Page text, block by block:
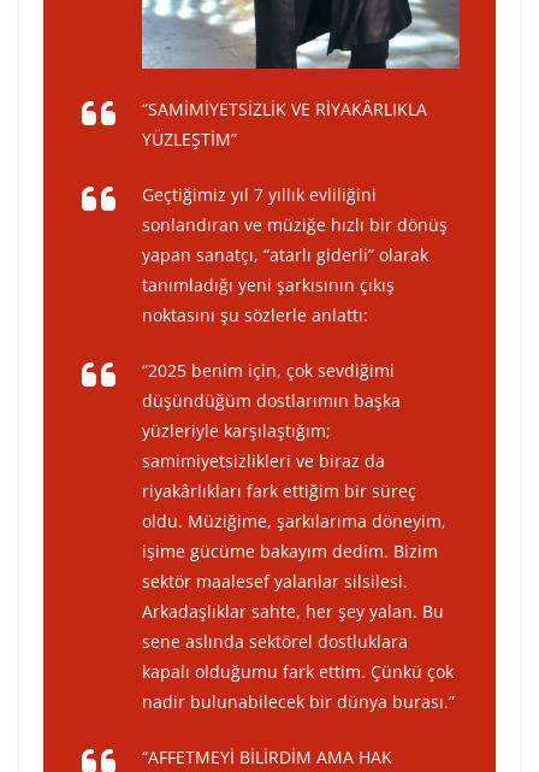
“SAMİMİYETSİZLİK VE RİYAKÂRLIKLA
YÜZLEŞTİM”
Geçtiğimiz yıl 7 yıllık evliliğini
sonlandıran ve müziğe hızlı bir dönüş
yapan sanatçı, “atarlı giderli” olarak
tanımladığı yeni şarkısının çıkış
noktasını şu sözlerle anlattı:
“2025 benim için, çok sevdiğimi
düşündüğüm dostlarımın başka
yüzleriyle karşılaştığım;
samimiyetsizlikleri ve biraz da
riyakârlıkları fark ettiğim bir süreç
oldu. Müziğime, şarkılarıma döneyim,
işime gücüme bakayım dedim. Bizim
sektör maalesef yalanlar silsilesi.
Arkadaşlıklar sahte, her şey yalan. Bu
sene aslında sektörel dostluklara
kapalı olduğumu fark ettim. Çünkü çok
nadir bulunabilecek bir dünya burası.”
“AFFETMEYİ BİLİRDİM AMA HAK